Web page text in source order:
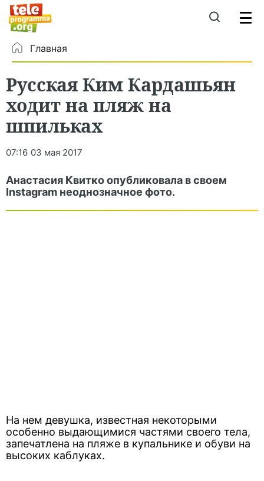
Главная
Русская Ким Кардашьян
ходит на пляж на
шпильках
07:16 03 мая 2017
Анастасия Квитко опубликовала в своем
Instagram неоднозначное фото.
На нем девушка, известная некоторыми
особенно выдающимися частями своего тела,
запечатлена на пляже в купальнике и обуви на
высоких каблуках.